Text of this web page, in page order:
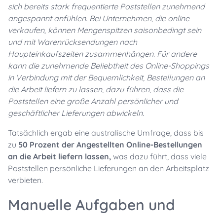
sich bereits stark frequentierte Poststellen zunehmend
angespannt anfühlen. Bei Unternehmen, die online
verkaufen, können Mengenspitzen saisonbedingt sein
und mit Warenrücksendungen nach
Haupteinkaufszeiten zusammenhängen. Für andere
kann die zunehmende Beliebtheit des Online-Shoppings
in Verbindung mit der Bequemlichkeit, Bestellungen an
die Arbeit liefern zu lassen, dazu führen, dass die
Poststellen eine große Anzahl persönlicher und
geschäftlicher Lieferungen abwickeln.
Tatsächlich ergab eine australische Umfrage, dass bis
zu 50 Prozent der Angestellten Online-Bestellungen
an die Arbeit liefern lassen, was dazu führt, dass viele
Poststellen persönliche Lieferungen an den Arbeitsplatz
verbieten.
Manuelle Aufgaben und